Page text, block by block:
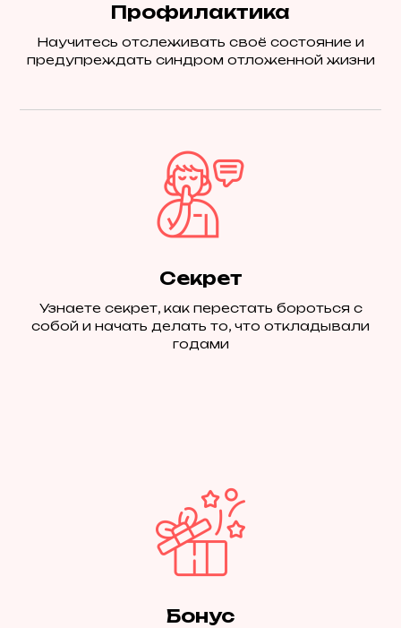
Профилактика
Научитесь отслеживать своё состояние и
предупреждать синдром отложенной жизни
Секрет
Узнаете секрет, как перестать бороться с
собой и начать делать то, что откладывали
годами
Бонус